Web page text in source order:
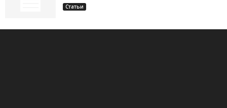
Статьи